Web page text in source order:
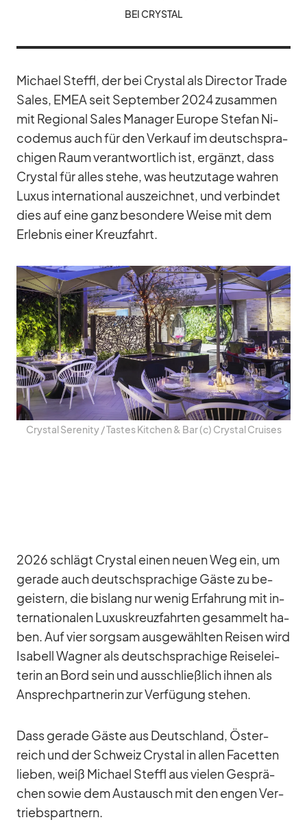
BEI CRYS­TAL
Mi­chael Steffl, der bei Crys­tal als Di­rec­tor Trade
Sa­les, EMEA seit Sep­tem­ber 2024 zu­sam­men
mit Re­gio­nal Sa­les Ma­na­ger Eu­rope Ste­fan Ni­
code­mus auch für den Ver­kauf im deutsch­spra­
chi­gen Raum ver­ant­wort­lich ist, er­gänzt, dass
Crys­tal für al­les stehe, was heut­zu­tage wah­ren
Lu­xus in­ter­na­tio­nal aus­zeich­net, und ver­bin­det
dies auf eine ganz be­son­dere Weise mit dem
Er­leb­nis ei­ner Kreuz­fahrt.
Crys­tal Se­re­nity /​ Tas­tes Kit­chen & Bar (c) Crys­tal Crui­ses
2026 schlägt Crys­tal ei­nen neuen Weg ein, um
ge­rade auch deutsch­spra­chige Gäste zu be­
geis­tern, die bis­lang nur we­nig Er­fah­rung mit in­
ter­na­tio­na­len Lu­xus­kreuz­fahr­ten ge­sam­melt ha­
ben. Auf vier sorg­sam aus­ge­wähl­ten Rei­sen wird
Isa­bell Wag­ner als deutsch­spra­chige Rei­se­lei­
te­rin an Bord sein und aus­schließ­lich ih­nen als
An­sprech­part­ne­rin zur Ver­fü­gung ste­hen.
Dass ge­rade Gäste aus Deutsch­land, Ös­ter­
reich und der Schweiz Crys­tal in al­len Fa­cet­ten
lie­ben, weiß Mi­chael Steffl aus vie­len Ge­sprä­
chen so­wie dem Aus­tausch mit den en­gen Ver­
triebs­part­nern.